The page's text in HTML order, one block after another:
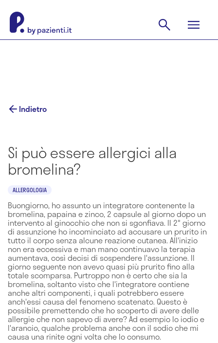
Indietro
Si può essere allergici alla
bromelina?
ALLERGOLOGIA
Buongiorno, ho assunto un integratore contenente la
bromelina, papaina e zinco, 2 capsule al giorno dopo un
intervento al ginocchio che non si sgonfiava. Il 2° giorno
di assunzione ho incominciato ad accusare un prurito in
tutto il corpo senza alcune reazione cutanea. All'inizio
non era eccessiva e man mano continuavo la terapia
aumentava, così decisi di sospendere l'assunzione. Il
giorno seguente non avevo quasi più prurito fino alla
totale scomparsa. Purtroppo non è certo che sia la
bromelina, soltanto visto che l'integratore contiene
anche altri componenti, i quali potrebbero essere
anch'essi causa del fenomeno scatenato. Questo è
possibile premettendo che ho scoperto di avere delle
allergie che non sapevo di avere? Ad esempio lo iodio e
l'arancio, qualche problema anche con il sodio che mi
causa una rinite ogni volta che lo consumo.